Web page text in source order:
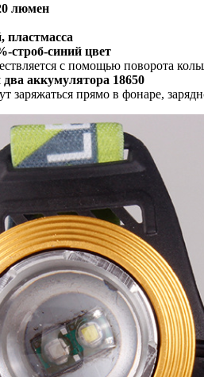
люмен
строб-синий цвет
с помощью поворота
аккумулятора 18650
заряжаться прямо в фонаре,